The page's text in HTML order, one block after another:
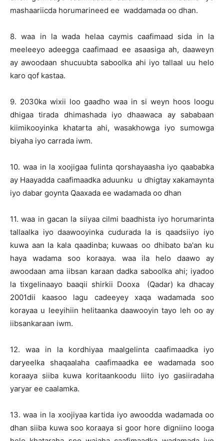
mashaariicda horumarineed ee waddamada oo dhan.
8. waa in la wada helaa caymis caafimaad sida in la
meeleeyo adeegga caafimaad ee asaasiga ah, daaweyn
ay awoodaan shucuubta saboolka ahi iyo tallaal uu helo
karo qof kastaa.
9. 2030ka wixii loo gaadho waa in si weyn hoos loogu
dhigaa tirada dhimashada iyo dhaawaca ay sababaan
kiimikooyinka khatarta ahi, wasakhowga iyo sumowga
biyaha iyo carrada iwm.
10. waa in la xoojigaa fulinta qorshayaasha iyo qaababka
ay Haayadda caafimaadka aduunku u dhigtay xakamaynta
iyo dabar goynta Qaaxada ee wadamada oo dhan
11. waa in gacan la siiyaa cilmi baadhista iyo horumarinta
tallaalka iyo daawooyinka cudurada la is qaadsiiyo iyo
kuwa aan la kala qaadinba; kuwaas oo dhibato ba'an ku
haya wadama soo koraaya. waa ila helo daawo ay
awoodaan ama iibsan karaan dadka saboolka ahi; iyadoo
la tixgelinaayo baaqii shirkii Dooxa (Qadar) ka dhacay
2001dii kaasoo lagu cadeeyey xaqa wadamada soo
korayaa u leeyihiin helitaanka daawooyin tayo leh oo ay
iibsankaraan iwm.
12. waa in la kordhiyaa maalgelinta caafimaadka iyo
daryeelka shaqaalaha caafimaadka ee wadamada soo
koraaya siiba kuwa koritaankoodu liito iyo gasiiradaha
yaryar ee caalamka.
13. waa in la xoojiyaa kartida iyo awoodda wadamada oo
dhan siiba kuwa soo koraaya si goor hore digniino looga